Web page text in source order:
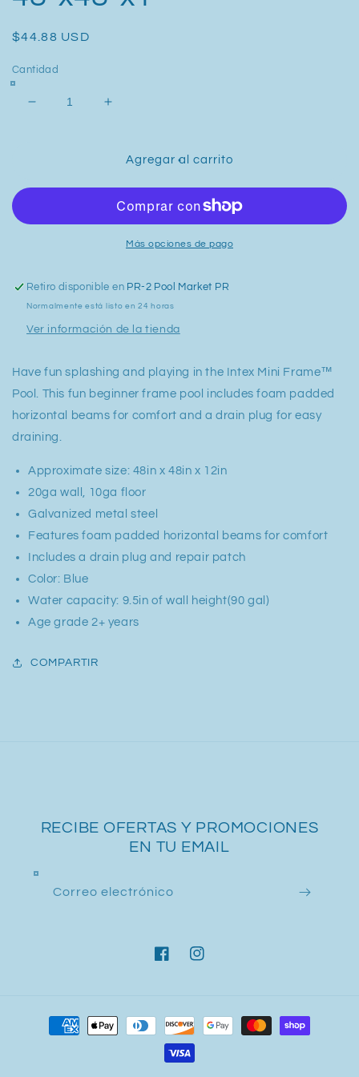
Precio
$44.88 USD
Cantidad
Reducir
Pool
Aumentar
Blue
Pool
48”x48”x1’
Agregar al carrito
Más opciones de pago
Retiro disponible en PR-2 Pool Market PR
Normalmente está listo en 24 horas
Ver información de la tienda
Have fun splashing and playing in the Intex Mini Frame™
Pool. This fun beginner frame pool includes foam padded
horizontal beams for comfort and a drain plug for easy
draining.
Approximate size: 48in x 48in x 12in
20ga wall, 10ga floor
Galvanized metal steel
Features foam padded horizontal beams for comfort
Includes a drain plug and repair patch
Color: Blue
Water capacity: 9.5in of wall height(90 gal)
Age grade 2+ years
COMPARTIR
RECIBE OFERTAS Y PROMOCIONES
EN TU EMAIL
Correo electrónico
FacebookInstagram
Formas